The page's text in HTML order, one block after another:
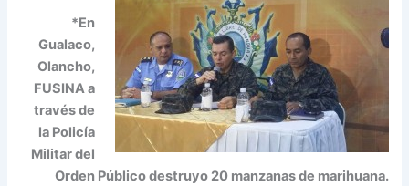
*En
Gualaco,
Olancho,
FUSINA a
través de
la Policía
Militar del
Orden Público destruyo 20 manzanas de marihuana.